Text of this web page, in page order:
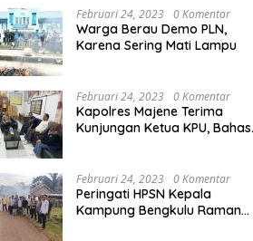
Februari 24, 2023 0 Komentar
Warga Berau Demo PLN,
Karena Sering Mati Lampu
Februari 24, 2023 0 Komentar
Kapolres Majene Terima
Kunjungan Ketua KPU, Bahas
Februari 24, 2023 0 Komentar
Peringati HPSN Kepala
Kampung Bengkulu Raman